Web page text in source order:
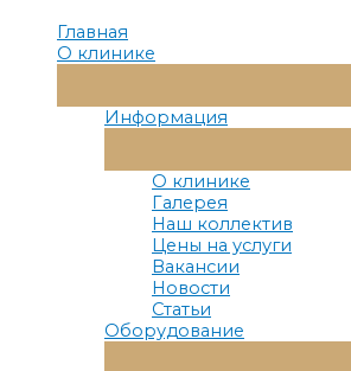
Главная
О клинике
Меню
Информация
Меню
О клинике
Галерея
Наш коллектив
Цены на услуги
Вакансии
Новости
Статьи
Оборудование